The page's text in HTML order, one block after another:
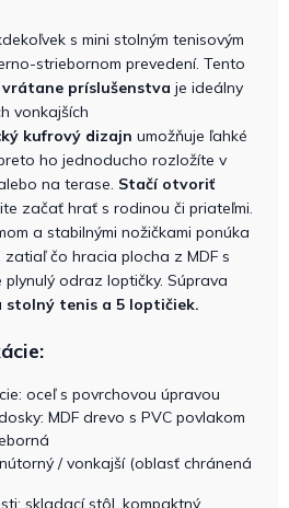
s mini stolným tenisovým
striebornom prevedení. Tento
príslušenstva je ideálny
vonkajších
kufrový dizajn umožňuje ľahké
ho jednoducho rozložíte v
na terase. Stačí otvoriť
začať hrať s rodinou či priateľmi.
a stabilnými nožičkami ponúka
čo hracia plocha z MDF s
odraz loptičky. Súprava
stolný tenis a 5 loptičiek.
oceľ s povrchovou úpravou
MDF drevo s PVC povlakom
/ vonkajší (oblasť chránená
skladací stôl, kompaktný,